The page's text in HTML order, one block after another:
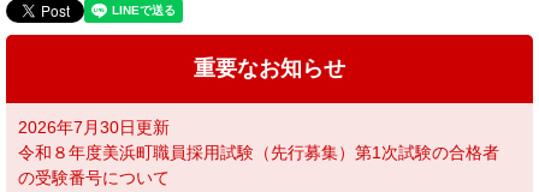
重要なお知らせ
2026年7月30日更新
令和８年度美浜町職員採用試験（先行募集）第1次試験の合格者
の受験番号について